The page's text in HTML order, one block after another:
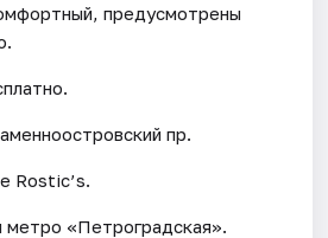
предусмотрены
пр.
Rostic’s.
метро «Петроградская».